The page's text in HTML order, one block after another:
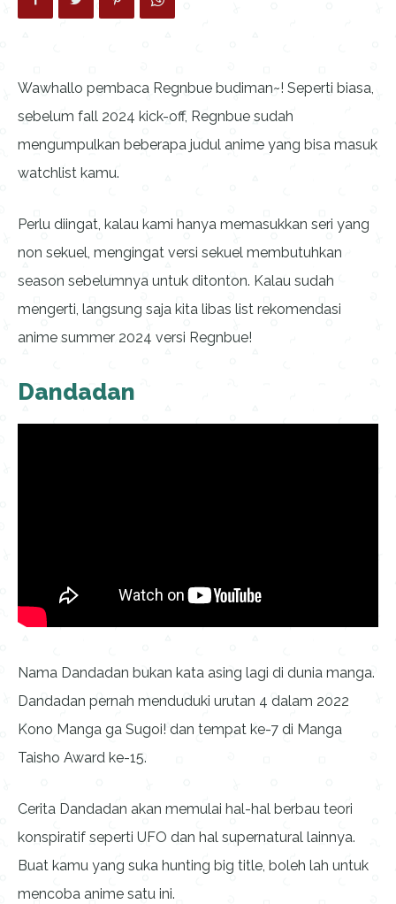
Wawhallo pembaca Regnbue budiman~! Seperti biasa,
sebelum fall 2024 kick-off, Regnbue sudah
mengumpulkan beberapa judul anime yang bisa masuk
watchlist kamu.
Perlu diingat, kalau kami hanya memasukkan seri yang
non sekuel, mengingat versi sekuel membutuhkan
season sebelumnya untuk ditonton. Kalau sudah
mengerti, langsung saja kita libas list rekomendasi
anime summer 2024 versi Regnbue!
Dandadan
Nama Dandadan bukan kata asing lagi di dunia manga.
Dandadan pernah menduduki urutan 4 dalam 2022
Kono Manga ga Sugoi! dan tempat ke-7 di Manga
Taisho Award ke-15.
Cerita Dandadan akan memulai hal-hal berbau teori
konspiratif seperti UFO dan hal supernatural lainnya.
Buat kamu yang suka hunting big title, boleh lah untuk
mencoba anime satu ini.